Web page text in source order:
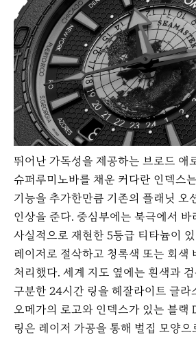
뛰어난 가독성을 제공하는 브로드 애
슈퍼루미노바를 채운 커다란 인덱스
기능을 추가한만큼 기존의 플래닛 오
인상을 준다. 중심부에는 북극에서 바
사실적으로 재현한 5등급 티타늄이
레이저로 절삭하고 청록색 또는 회색
처리했다. 세계 지도 옆에는 흰색과
구분한 24시간 링을 헤잘라이트 글라
오메가의 로고와 인덱스가 있는 블랙
링은 레이저 가공을 통해 벌집 모양